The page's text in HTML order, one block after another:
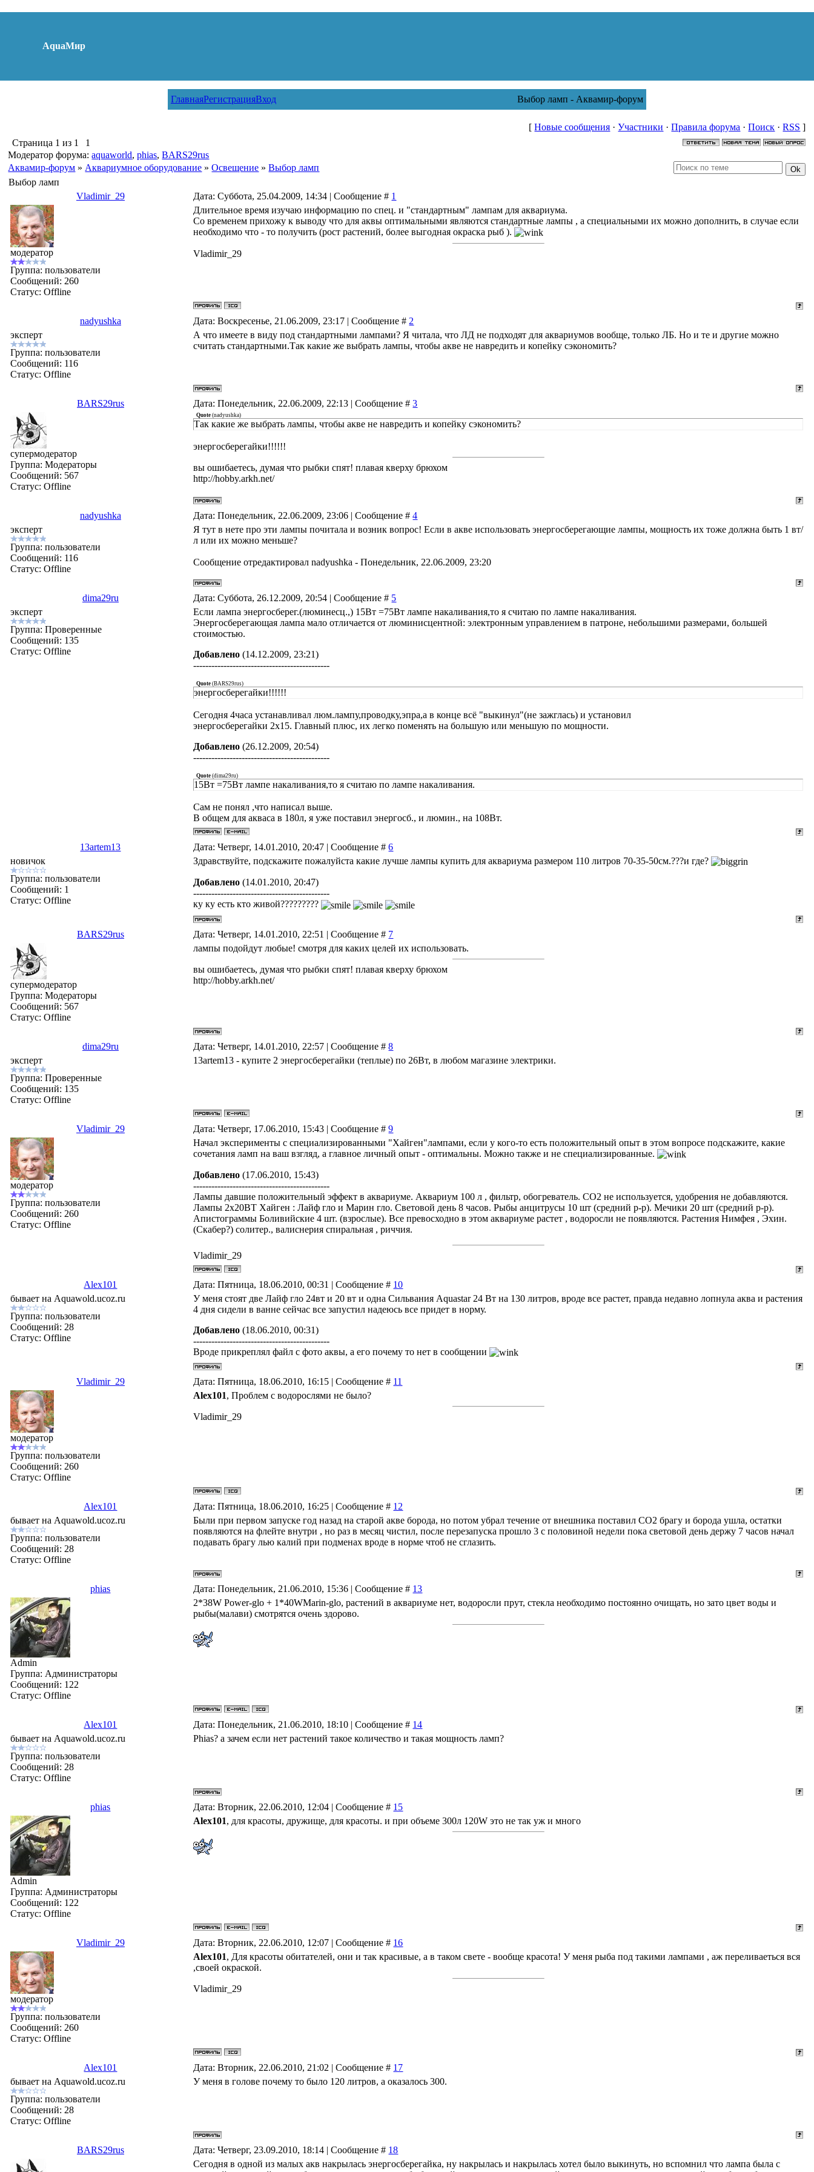
AquaМир
ГлавнаяРегистрацияВход Выбор ламп - Аквамир-форум
[Новые сообщения ·Участники ·Правила форума ·Поиск ·RSS ]
Страница 1 из 1
1
Модератор форума:aquaworld,phias,BARS29rus
Аквамир-форум » Аквариумное оборудование » Освещение » Выбор ламп
Выбор ламп
Vladimir_29
Дата: Суббота, 25.04.2009, 14:34 | Сообщение # 1
модератор
Группа: пользователи
Сообщений: 260
Статус:Offline
Длительное время изучаю информацию по спец. и "стандартным" лампам для аквариума.
Со временем прихожу к выводу что для аквы оптимальными являются стандартные лампы , а специальными их можно дополнить, в случае если
необходимо что - то получить (рост растений, более выгодная окраска рыб ).
Vladimir_29
nadyushka Дата: Воскресенье, 21.06.2009, 23:17 | Сообщение # 2
эксперт
Группа: пользователи
Сообщений: 116
Статус:Offline
А что имеете в виду под стандартными лампами? Я читала, что ЛД не подходят для аквариумов вообще, только ЛБ. Но и те и другие можно
считать стандартными.Так какие же выбрать лампы, чтобы акве не навредить и копейку сэкономить?
BARS29rus Дата: Понедельник, 22.06.2009, 22:13 | Сообщение #3
супермодератор
Группа: Модераторы
Сообщений: 567
Статус:Offline
Quote (nadyushka)
Так какие же выбрать лампы, чтобы акве не навредить и копейку сэкономить?
энергосберегайки!!!!!!
вы ошибаетесь, думая что рыбки спят! плавая кверху брюхом
http://hobby.arkh.net/
nadyushka Дата: Понедельник, 22.06.2009, 23:06 | Сообщение #4
эксперт
Группа: пользователи
Сообщений: 116
Статус:Offline
Я тут в нете про эти лампы почитала и возник вопрос! Если в акве использовать энергосберегающие лампы, мощность их тоже должна быть 1 вт/
л или их можно меньше?
Сообщение отредактировалnadyushka -Понедельник, 22.06.2009, 23:20
dima29ru Дата: Суббота, 26.12.2009, 20:54 | Сообщение # 5
эксперт
Группа: Проверенные
Сообщений: 135
Статус:Offline
Если лампа энергосберег.(люминесц.,) 15Вт =75Вт лампе накаливания,то я считаю по лампе накаливания.
Энергосберегающая лампа мало отличается от люминисцентной: электронным управлением в патроне, небольшими размерами, большей
стоимостью.
Добавлено (14.12.2009, 23:21)
---------------------------------------------
Quote (BARS29rus)
энергосберегайки!!!!!!
Сегодня 4часа устанавливал люм.лампу,проводку,эпра,а в конце всё "выкинул"(не зажглась) и установил
энергосберегайки 2х15. Главный плюс, их легко поменять на большую или меньшую по мощности.
Добавлено (26.12.2009, 20:54)
---------------------------------------------
Quote (dima29ru)
15Вт =75Вт лампе накаливания,то я считаю по лампе накаливания.
Сам не понял ,что написал выше.
В общем для акваса в 180л, я уже поставил энергосб., и люмин., на 108Вт.
13artem13 Дата: Четверг, 14.01.2010, 20:47 | Сообщение #6
новичок
Группа: пользователи
Сообщений: 1
Статус:Offline
Здравствуйте, подскажите пожалуйста какие лучше лампы купить для аквариума размером 110 литров 70-35-50см.???и где?
Добавлено (14.01.2010, 20:47)
---------------------------------------------
ку ку есть кто живой?????????
BARS29rus Дата: Четверг, 14.01.2010, 22:51 | Сообщение # 7
супермодератор
Группа: Модераторы
Сообщений: 567
Статус:Offline
лампы подойдут любые! смотря для каких целей их использовать.
вы ошибаетесь, думая что рыбки спят! плавая кверху брюхом
http://hobby.arkh.net/
dima29ru Дата: Четверг, 14.01.2010, 22:57 | Сообщение #8
эксперт
Группа: Проверенные
Сообщений: 135
Статус:Offline
13artem13 - купите 2 энергосберегайки (теплые) по 26Вт, в любом магазине электрики.
Vladimir_29 Дата: Четверг, 17.06.2010, 15:43 | Сообщение #9
модератор
Группа: пользователи
Сообщений: 260
Статус:Offline
Начал эксперименты с специализированными "Хайген"лампами, если у кого-то есть положительный опыт в этом вопросе подскажите, какие
сочетания ламп на ваш взгляд, а главное личный опыт - оптимальны. Можно также и не специализированные.
Добавлено (17.06.2010, 15:43)
---------------------------------------------
Лампы давшие положительный эффект в аквариуме. Аквариум 100 л , фильтр, обогреватель. СО2 не используется, удобрения не добавляются.
Лампы 2х20ВТ Хайген : Лайф гло и Марин гло. Световой день 8 часов. Рыбы анцитрусы 10 шт (средний р-р). Мечики 20 шт (средний р-р).
Апистограммы Боливийские 4 шт. (взрослые). Все превосходно в этом аквариуме растет , водоросли не появляются. Растения Нимфея , Эхин.
(Скабер?) солитер., валиснерия спиральная , риччия.
Vladimir_29
Alex101 Дата: Пятница, 18.06.2010, 00:31 | Сообщение # 10
бывает на Aquawold.ucoz.ru
Группа: пользователи
Сообщений: 28
Статус:Offline
У меня стоят две Лайф гло 24вт и 20 вт и одна Сильвания Aquastar 24 Вт на 130 литров, вроде все растет, правда недавно лопнула аква и растения
4 дня сидели в ванне сейчас все запустил надеюсь все придет в норму.
Добавлено (18.06.2010, 00:31)
---------------------------------------------
Вроде прикреплял файл с фото аквы, а его почему то нет в сообщении
Vladimir_29 Дата: Пятница, 18.06.2010, 16:15 | Сообщение # 11
модератор
Группа: пользователи
Сообщений: 260
Статус:Offline
Alex101, Проблем с водорослями не было?
Vladimir_29
Alex101 Дата: Пятница, 18.06.2010, 16:25 | Сообщение # 12
бывает на Aquawold.ucoz.ru
Группа: пользователи
Сообщений: 28
Статус:Offline
Были при первом запуске год назад на старой акве борода, но потом убрал течение от внешника поставил СО2 брагу и борода ушла, остатки
появляются на флейте внутри , но раз в месяц чистил, после перезапуска прошло 3 с половиной недели пока световой день держу 7 часов начал
подавать брагу лью калий при подменах вроде в норме чтоб не сглазить.
phias Дата: Понедельник, 21.06.2010, 15:36 | Сообщение # 13
Admin
Группа: Администраторы
Сообщений: 122
Статус:Offline
2*38W Power-glo + 1*40WMarin-glo, растений в аквариуме нет, водоросли прут, стекла необходимо постоянно очищать, но зато цвет воды и
рыбы(малави) смотрятся очень здорово.
Alex101 Дата: Понедельник, 21.06.2010, 18:10 | Сообщение # 14
бывает на Aquawold.ucoz.ru
Группа: пользователи
Сообщений: 28
Статус:Offline
Phias? а зачем если нет растений такое количество и такая мощность ламп?
phias Дата: Вторник, 22.06.2010, 12:04 | Сообщение # 15
Admin
Группа: Администраторы
Сообщений: 122
Статус:Offline
Alex101, для красоты, дружище, для красоты. и при объеме 300л 120W это не так уж и много
Vladimir_29 Дата: Вторник, 22.06.2010, 12:07 | Сообщение # 16
модератор
Группа: пользователи
Сообщений: 260
Статус:Offline
Alex101, Для красоты обитателей, они и так красивые, а в таком свете - вообще красота! У меня рыба под такими лампами , аж переливаеться вся
,своей окраской.
Vladimir_29
Alex101 Дата: Вторник, 22.06.2010, 21:02 | Сообщение # 17
бывает на Aquawold.ucoz.ru
Группа: пользователи
Сообщений: 28
Статус:Offline
У меня в голове почему то было 120 литров, а оказалось 300.
BARS29rus Дата: Четверг, 23.09.2010, 18:14 | Сообщение # 18
Сегодня в одной из малых акв накрылась энергосберегайка, ну накрылась и накрылась хотел было выкинуть, но вспомнил что лампа была с